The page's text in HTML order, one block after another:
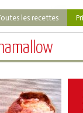
les recettes